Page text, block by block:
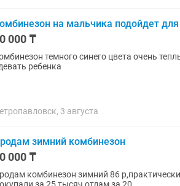
на мальчика подойдет
000 ₸
темного синего цвета очень
ребенка
3 августа
зимний комбинезон
000 ₸
комбинезон зимний 86